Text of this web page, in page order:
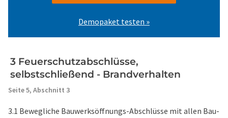
Demopaket testen »
3 Feuerschutzabschlüsse,
selbstschließend - Brandverhalten
Seite 5, Abschnitt 3
3.1 Bewegliche Bauwerksöffnungs-Abschlüsse mit allen Bau-